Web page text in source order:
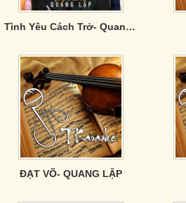
Tình Yêu Cách Trở- Quang Lập song ca đặc sắc
ĐẠT VÕ- QUANG LẬP